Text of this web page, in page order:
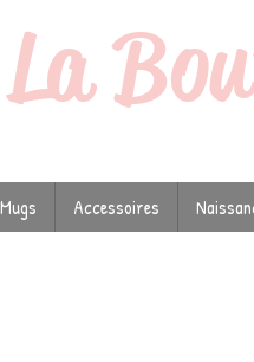
La
Mugs Accessoires